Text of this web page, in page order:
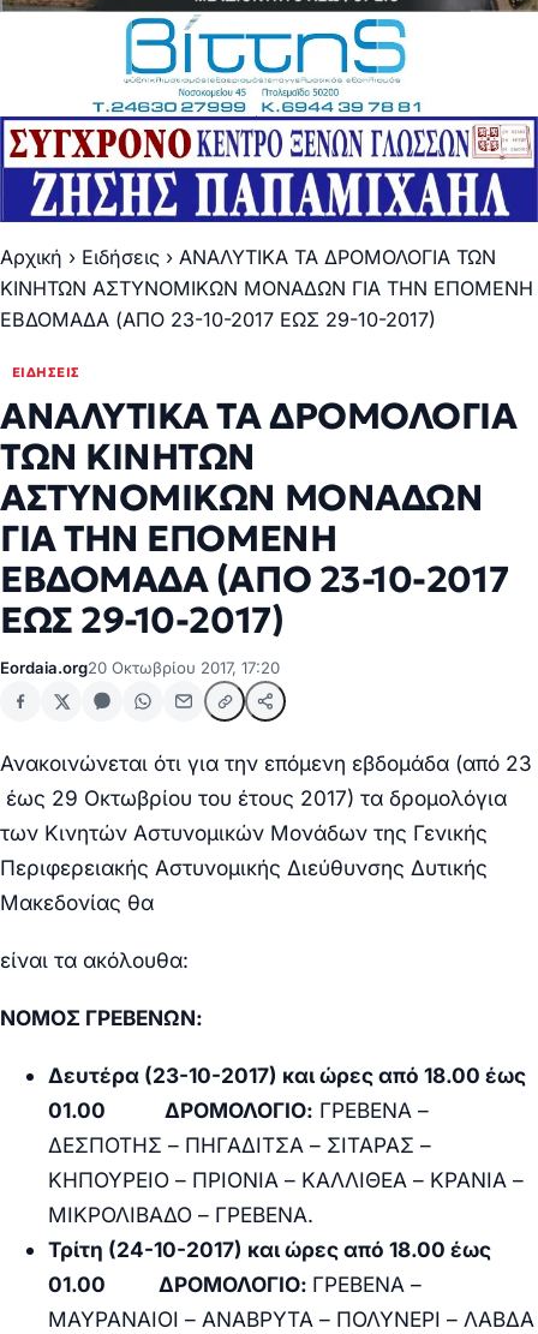
Αρχική › Ειδήσεις › ΑΝΑΛΥΤΙΚΑ ΤΑ ΔΡΟΜΟΛΟΓΙΑ ΤΩΝ
ΚΙΝΗΤΩΝ ΑΣΤΥΝΟΜΙΚΩΝ ΜΟΝΑΔΩΝ ΓΙΑ ΤΗΝ ΕΠΟΜΕΝΗ
ΕΒΔΟΜΑΔΑ (ΑΠΟ 23-10-2017 ΕΩΣ 29-10-2017)
ΕΙΔΉΣΕΙΣ
ΑΝΑΛΥΤΙΚΑ ΤΑ ΔΡΟΜΟΛΟΓΙΑ
ΤΩΝ ΚΙΝΗΤΩΝ
ΑΣΤΥΝΟΜΙΚΩΝ ΜΟΝΑΔΩΝ
ΓΙΑ ΤΗΝ ΕΠΟΜΕΝΗ
ΕΒΔΟΜΑΔΑ (ΑΠΟ 23-10-2017
ΕΩΣ 29-10-2017)
Eordaia.org20 Οκτωβρίου 2017, 17:20
Ανακοινώνεται ότι για την επόμενη εβδομάδα (από 23
έως 29 Οκτωβρίου του έτους 2017) τα δρομολόγια
των Κινητών Αστυνομικών Μονάδων της Γενικής
Περιφερειακής Αστυνομικής Διεύθυνσης Δυτικής
Μακεδονίας θα
είναι τα ακόλουθα:
ΝΟΜΟΣ ΓΡΕΒΕΝΩΝ:
Δευτέρα (23-10-2017) και ώρες από 18.00 έως
01.00
ΔΡΟΜΟΛΟΓΙΟ: ΓΡΕΒΕΝΑ –
ΔΕΣΠΟΤΗΣ – ΠΗΓΑΔΙΤΣΑ – ΣΙΤΑΡΑΣ –
ΚΗΠΟΥΡΕΙΟ – ΠΡΙΟΝΙΑ – ΚΑΛΛΙΘΕΑ – ΚΡΑΝΙΑ –
ΜΙΚΡΟΛΙΒΑΔΟ – ΓΡΕΒΕΝΑ.
Τρίτη (24-10-2017) και ώρες από 18.00 έως
01.00
ΔΡΟΜΟΛΟΓΙΟ: ΓΡΕΒΕΝΑ –
ΜΑΥΡΑΝΑΙΟΙ – ΑΝΑΒΡΥΤΑ – ΠΟΛΥΝΕΡΙ – ΛΑΒΔΑ